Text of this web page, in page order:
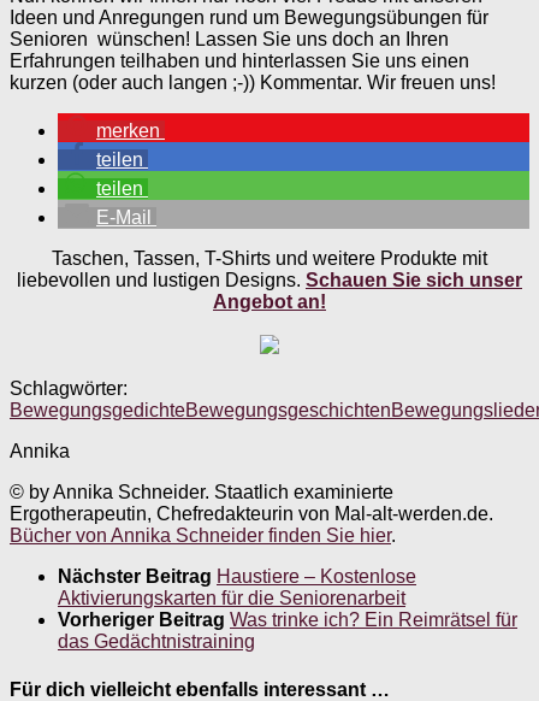
Ideen und Anregungen rund um Bewegungsübungen für
Senioren wünschen! Lassen Sie uns doch an Ihren
Erfahrungen teilhaben und hinterlassen Sie uns einen
kurzen (oder auch langen ;-)) Kommentar. Wir freuen uns!
merken
teilen
teilen
E-Mail
Taschen, Tassen, T-Shirts und weitere Produkte mit
liebevollen und lustigen Designs. Schauen Sie sich unser
Angebot an!
Schlagwörter:
BewegungsgedichteBewegungsgeschichten
Annika
© by Annika Schneider. Staatlich examinierte
Ergotherapeutin, Chefredakteurin von Mal-alt-werden.de.
Bücher von Annika Schneider finden Sie hier.
Nächster Beitrag Haustiere – Kostenlose
Aktivierungskarten für die Seniorenarbeit
Vorheriger Beitrag Was trinke ich? Ein Reimrätsel für
das Gedächtnistraining
Für dich vielleicht ebenfalls interessant …